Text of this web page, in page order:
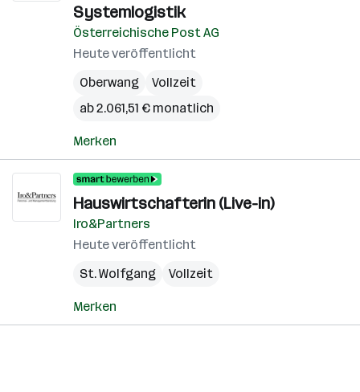
Systemlogistik
Österreichische Post AG
Heute veröffentlicht
Oberwang
Vollzeit
ab 2.061,51 € monatlich
Merken
Hauswirtschafterin (Live-in)
Iro&Partners
Heute veröffentlicht
St. Wolfgang
Vollzeit
Merken